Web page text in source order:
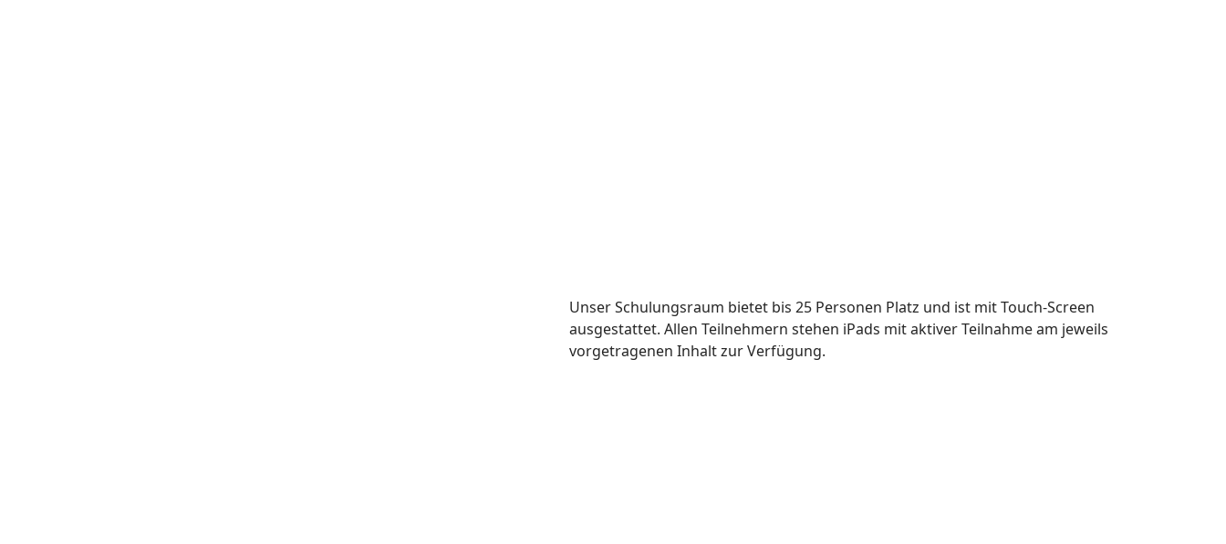
Unser Schulungsraum bietet bis 25 Personen Platz und ist mit Touch-Screen
ausgestattet. Allen Teilnehmern stehen iPads mit aktiver Teilnahme am jeweils
vorgetragenen Inhalt zur Verfügung.